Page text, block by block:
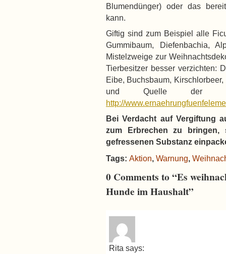
Blumendünger) oder das
kann.
Giftig sind zum Beispiel alle
Gummibaum, Diefenbachia,
Mistelzweige zur
Tierbesitzer besser verzichten:
Eibe, Buchsbaum,
und Quelle der
http://
Bei Verdacht auf Vergiftung
zum Erbrechen zu bringen,
gefressenen Substanz
Tags: Aktion, Warnung,
0 Comments to “Es
Hunde im Haushalt”
Rita says: